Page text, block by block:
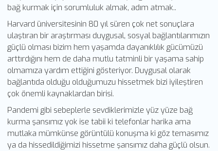
bağ kurmak için sorumluluk almak, adım atmak..
Harvard üniversitesinin 80 yıl süren çok net sonuçlara
ulaştıran bir araştırması duygusal, sosyal bağlantılarımızın
güçlü olması bizim hem yaşamda dayanıklılık gücümüzü
arttırdığını hem de daha mutlu tatminli bir yaşama sahip
olmamıza yardım ettiğini gösteriyor. Duygusal olarak
bağlantıda olduğu olduğumuzu hissetmek bizi iyileştiren
çok önemli kaynaklardan birisi.
Pandemi gibi sebeplerle sevdiklerimizle yüz yüze bağ
kurma şansımız yok ise tabii ki telefonlar harika ama
mutlaka mümkünse görüntülü konuşma ki göz temasımız
ya da hissedildiğimizi hissetme şansımız daha güçlü olsun.